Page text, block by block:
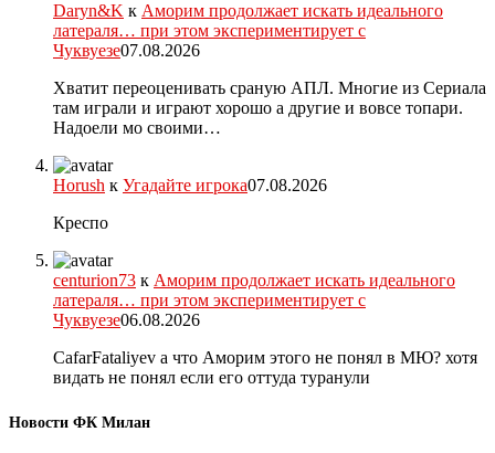
Daryn&K к Аморим продолжает искать идеального
латераля… при этом экспериментирует с
Чуквуезе07.08.2026
Хватит переоценивать сраную АПЛ. Многие из Сериала
там играли и играют хорошо а другие и вовсе топари.
Надоели мо своими…
Horush к Угадайте игрока07.08.2026
Креспо
centurion73 к Аморим продолжает искать идеального
латераля… при этом экспериментирует с
Чуквуезе06.08.2026
CafarFataliyev а что Аморим этого не понял в МЮ? хотя
видать не понял если его оттуда туранули
Новости ФК Милан